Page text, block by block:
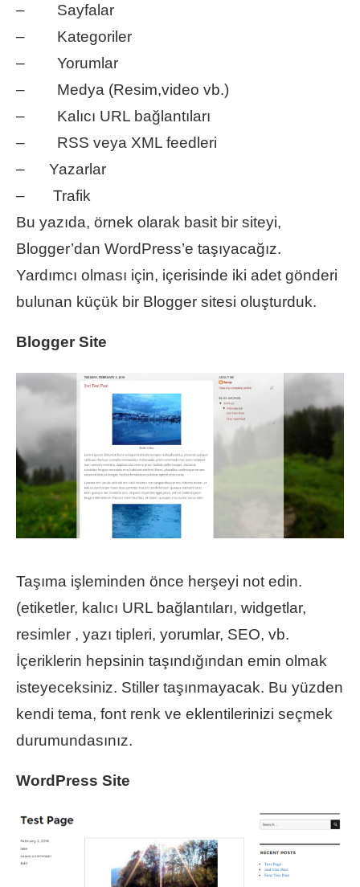
– Sayfalar
– Kategoriler
– Yorumlar
– Medya (Resim,video vb.)
– Kalıcı URL bağlantıları
– RSS veya XML feedleri
– Yazarlar
– Trafik
Bu yazıda, örnek olarak basit bir siteyi,
Blogger’dan WordPress’e taşıyacağız.
Yardımcı olması için, içerisinde iki adet gönderi
bulunan küçük bir Blogger sitesi oluşturduk.
Blogger Site
Taşıma işleminden önce herşeyi not edin.
(etiketler, kalıcı URL bağlantıları, widgetlar,
resimler , yazı tipleri, yorumlar, SEO, vb.
İçeriklerin hepsinin taşındığından emin olmak
isteyeceksiniz. Stiller taşınmayacak. Bu yüzden
kendi tema, font renk ve eklentilerinizi seçmek
durumundasınız.
WordPress Site